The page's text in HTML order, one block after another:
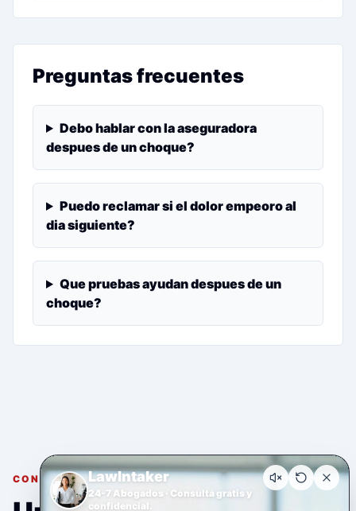
Preguntas frecuentes
Debo hablar con la aseguradora
despues de un choque?
Puedo reclamar si el dolor empeoro al
dia siguiente?
Que pruebas ayudan despues de un
choque?
CONSULTA GRATUITA Y CONFIDENCIAL
LawIntaker
24-7 Abogados · Consulta gratis y
confidencial.